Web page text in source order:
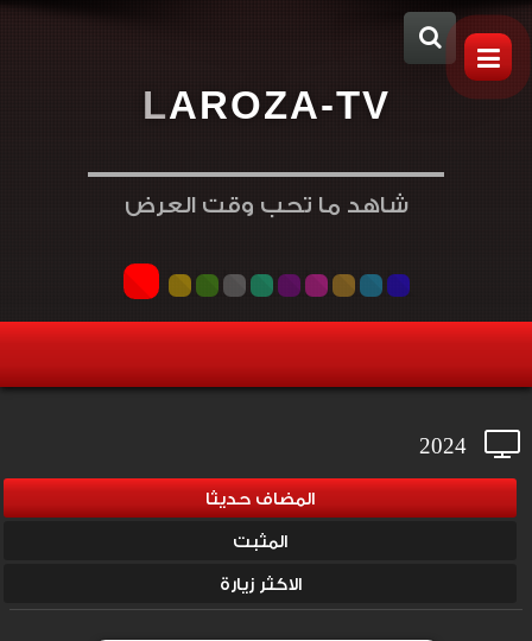
LAROZA-TV
شاهد ما تحب وقت العرض
المضاف حديثا
المثبت
الاكثر زيارة